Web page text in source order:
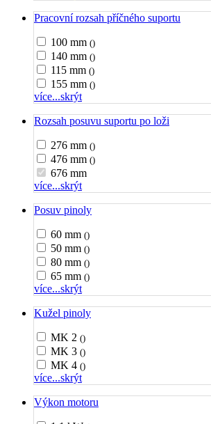
Pracovní rozsah příčného suportu
100 mm ()
140 mm ()
115 mm ()
155 mm ()
více...skrýt
Rozsah posuvu suportu po loži
276 mm ()
476 mm ()
676 mm
více...skrýt
Posuv pinoly
60 mm ()
50 mm ()
80 mm ()
65 mm ()
více...skrýt
Kužel pinoly
MK 2 ()
MK 3 ()
MK 4 ()
více...skrýt
Výkon motoru